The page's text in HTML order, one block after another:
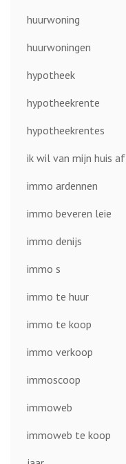
huurwoning
huurwoningen
hypotheek
hypotheekrente
hypotheekrentes
ik wil van mijn huis af
immo ardennen
immo beveren leie
immo denijs
immo s
immo te huur
immo te koop
immo verkoop
immoscoop
immoweb
immoweb te koop